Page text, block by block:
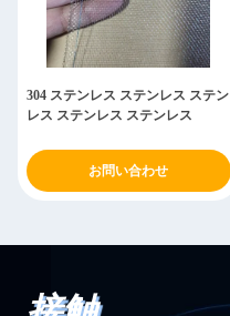
304 ステンレス ステンレス ステン
レス ステンレス ステンレス
お問い合わせ